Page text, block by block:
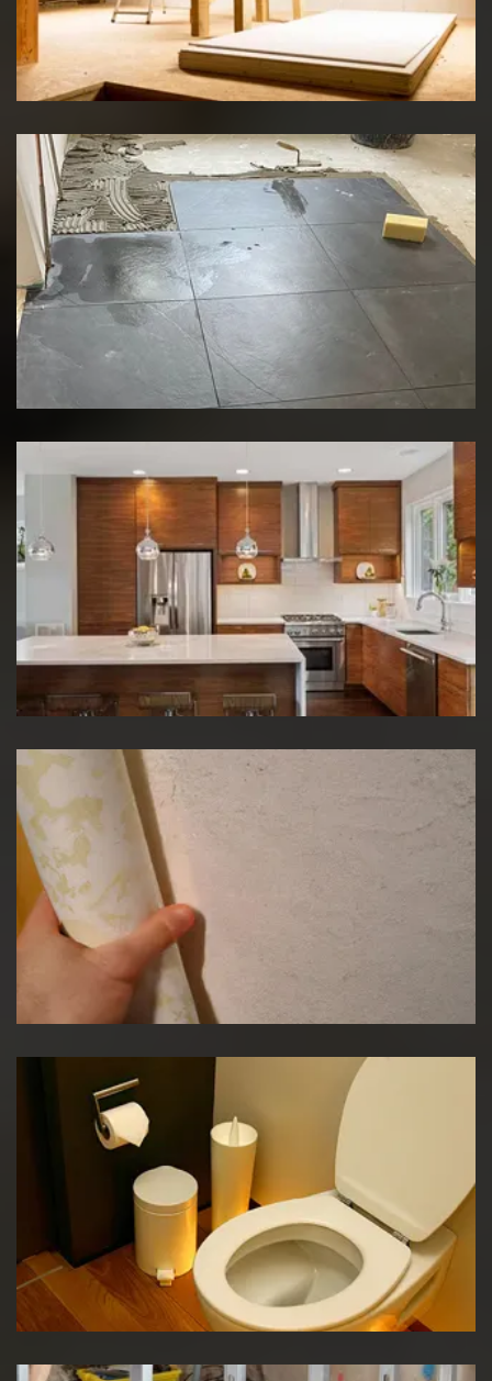
Travaux d'isolation
Rénovation de sol
Rénovation de cuisine
Pose de papier peint
Réparation WC